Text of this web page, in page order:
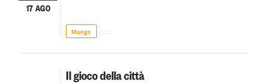
17 AGO
Mango
Il gioco della città